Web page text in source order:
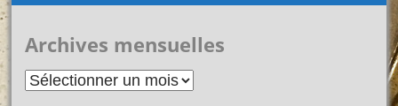
Archives mensuelles
Archives